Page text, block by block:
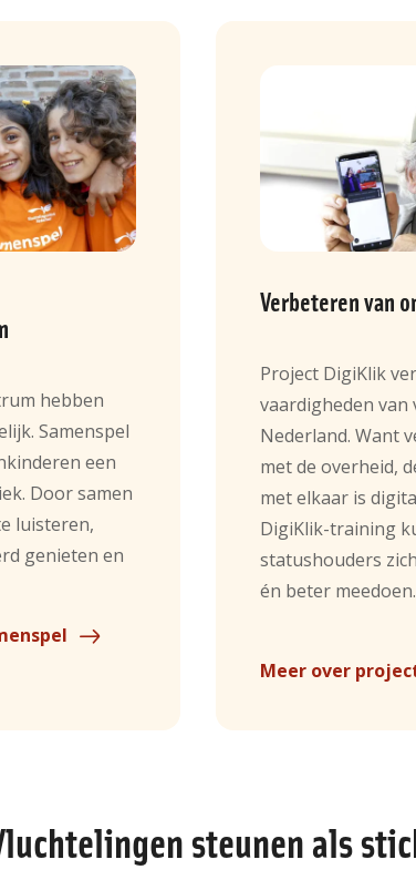
hebben
Samenspel
een
Door samen
luisteren,
genieten en
Verbeteren van
Project DigiKlik
vaardigheden
Nederland. Want
met de overheid,
met elkaar is
DigiKlik-training
statushouders
én beter meedoen.
Meer over
steunen als